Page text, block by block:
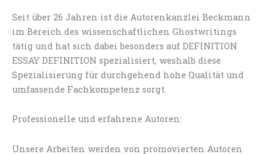
Seit über 26 Jahren ist die Autorenkanzlei Beckmann
im Bereich des wissenschaftlichen Ghostwritings
tätig und hat sich dabei besonders auf DEFINITION
ESSAY DEFINITION spezialisiert, weshalb diese
Spezialisierung für durchgehend hohe Qualität und
umfassende Fachkompetenz sorgt.
Professionelle und erfahrene Autoren:
Unsere Arbeiten werden von promovierten Autoren